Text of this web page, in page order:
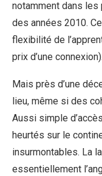
notamment dans les
des années 2010.
flexibilité de
prix d’une connexion).
Mais près d’une
lieu, même si des
Aussi simple
heurtés sur le
insurmontables. La
essentiellement